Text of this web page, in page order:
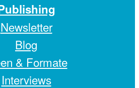
Newsletter
Blog
& Formate
Interviews